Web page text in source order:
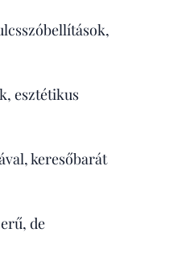
esztétikus
keresőbarát
de